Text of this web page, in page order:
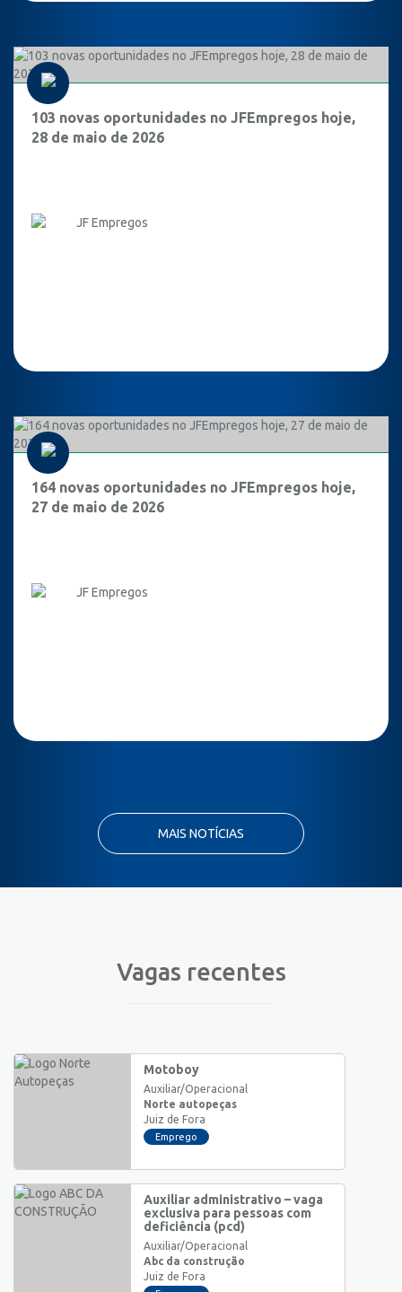
103 novas oportunidades no JFEmpregos hoje,
28 de maio de 2026
JF Empregos
164 novas oportunidades no JFEmpregos hoje,
27 de maio de 2026
JF Empregos
MAIS NOTÍCIAS
Vagas recentes
Motoboy
Auxiliar/Operacional
Norte autopeças
Juiz de Fora
Emprego
Auxiliar administrativo – vaga
exclusiva para pessoas com
deficiência (pcd)
Auxiliar/Operacional
Abc da construção
Juiz de Fora